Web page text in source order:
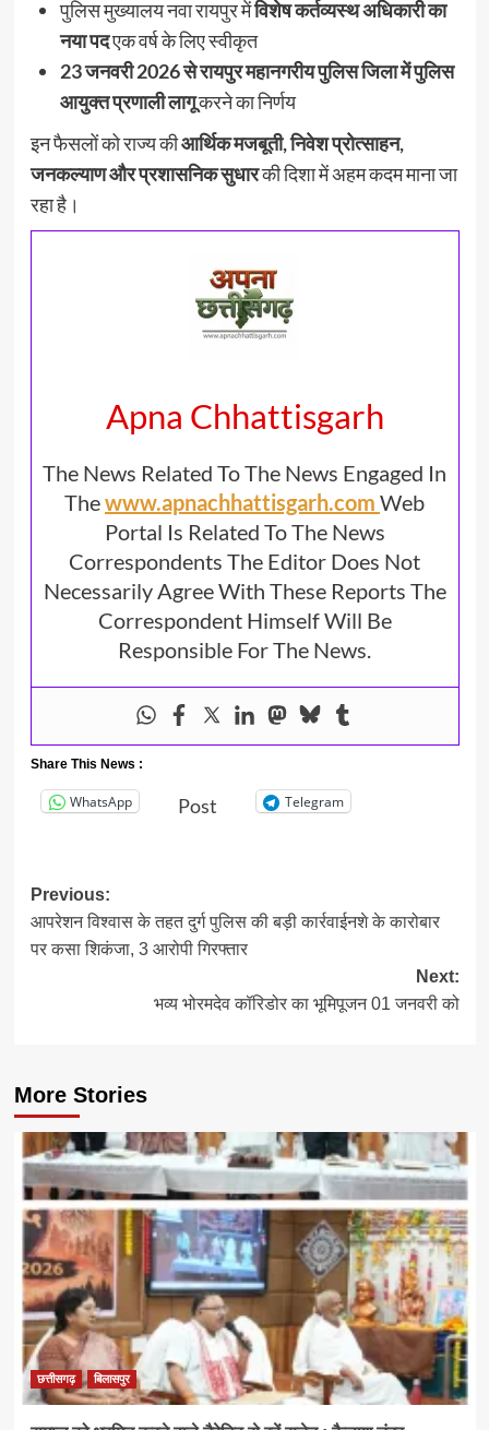
पुलिस मुख्यालय नवा रायपुर मेंविशेष कर्तव्यस्थ अधिकारी का
नया पदएक वर्ष के लिए स्वीकृत
23 जनवरी 2026 से रायपुर महानगरीय पुलिस जिला में पुलिस
आयुक्त प्रणाली लागूकरने का निर्णय
इन फैसलों को राज्य कीआर्थिक मजबूती, निवेश प्रोत्साहन,
जनकल्याण और प्रशासनिक सुधारकी दिशा में अहम कदम माना जा
रहा है।
Apna Chhattisgarh
The News Related To The News Engaged In
Thewww.apnachhattisgarh.com Web
Portal Is Related To The News
Correspondents The Editor Does Not
Necessarily Agree With These Reports The
Correspondent Himself Will Be
Responsible For The News.
Share This News :
WhatsApp Post Telegram
Post
navigation
Previous:
आपरेशन विश्वास के तहत दुर्ग पुलिस की बड़ी कार्रवाईनशे के कारोबार
पर कसा शिकंजा, 3 आरोपी गिरफ्तार
Next:
भव्य भोरमदेव कॉरिडोर का भूमिपूजन 01 जनवरी को
More Stories
छत्तीसगढ़ बिलासपुर